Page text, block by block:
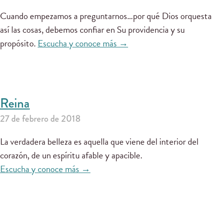
Cuando empezamos a preguntarnos…por qué Dios orquesta
así las cosas, debemos confiar en Su providencia y su
propósito. Escucha y conoce más →
Reina
27 de febrero de 2018
La verdadera belleza es aquella que viene del interior del
corazón, de un espíritu afable y apacible.
Escucha y conoce más →